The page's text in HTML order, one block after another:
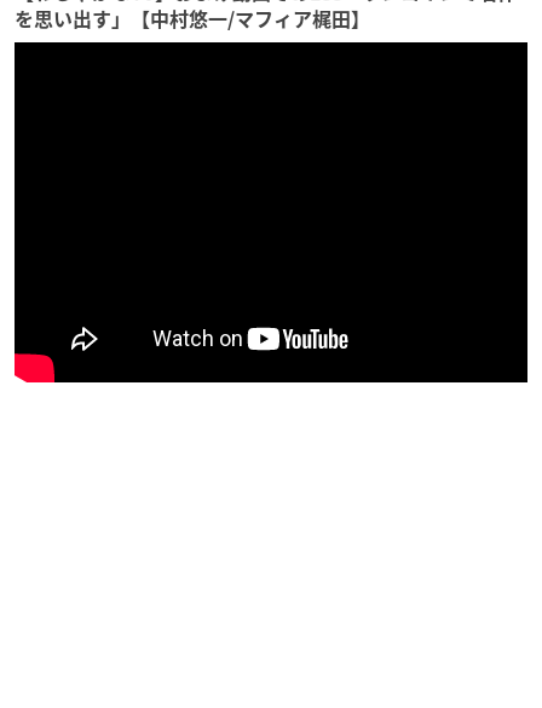
を思い出す」【中村悠一/マフィア梶田】